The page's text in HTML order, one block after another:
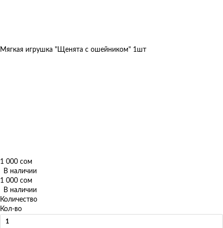
Мягкая игрушка "Щенята с ошейником" 1шт
1 000 сом
В наличии
1 000 сом
В наличии
Количество
Кол-во